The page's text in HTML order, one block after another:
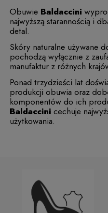
Obuwie Baldaccini
najwyższą starannością i
detal.
Skóry naturalne używane
pochodzą wyłącznie z
manufaktur z różnych
Ponad trzydzieści lat
produkcji obuwia oraz
komponentów do ich
Baldaccini cechuje
użytkowania.